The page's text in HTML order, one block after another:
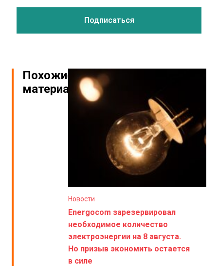
Похожие
материалы
Новости
Energocom зарезервировал
необходимое количество
электроэнергии на 8 августа.
Но призыв экономить остается
в силе